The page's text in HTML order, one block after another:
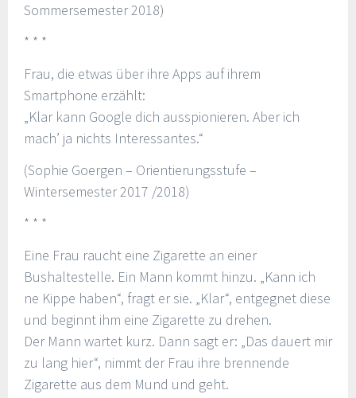
Sommersemester 2018)
* * *
Frau, die etwas über ihre Apps auf ihrem
Smartphone erzählt:
„Klar kann Google dich ausspionieren. Aber ich
mach’ ja nichts Interessantes.“
(Sophie Goergen – Orientierungsstufe –
Wintersemester 2017 /2018)
* * *
Eine Frau raucht eine Zigarette an einer
Bushaltestelle. Ein Mann kommt hinzu. „Kann ich
ne Kippe haben“, fragt er sie. „Klar“, entgegnet diese
und beginnt ihm eine Zigarette zu drehen.
Der Mann wartet kurz. Dann sagt er: „Das dauert mir
zu lang hier“, nimmt der Frau ihre brennende
Zigarette aus dem Mund und geht.